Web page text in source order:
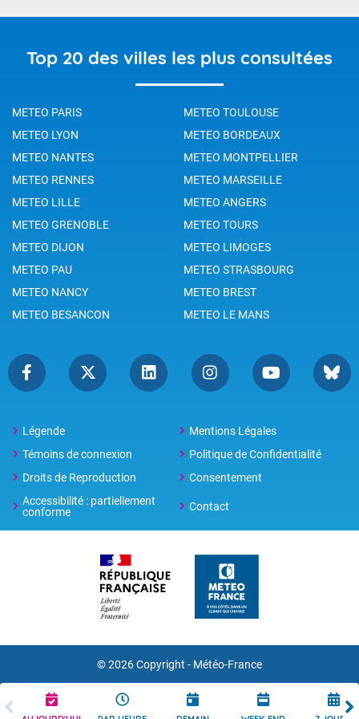
Top 20 des villes les plus consultées
METEO PARIS
METEO TOULOUSE
METEO LYON
METEO BORDEAUX
METEO NANTES
METEO MONTPELLIER
METEO RENNES
METEO MARSEILLE
METEO LILLE
METEO ANGERS
METEO GRENOBLE
METEO TOURS
METEO DIJON
METEO LIMOGES
METEO PAU
METEO STRASBOURG
METEO NANCY
METEO BREST
METEO BESANCON
METEO LE MANS
Légende
Mentions Légales
Témoins de connexion
Politique de Confidentialité
Droits de Reproduction
Consentement
Accessibilité : partiellement
conforme
Contact
© 2026 Copyright - Météo-France